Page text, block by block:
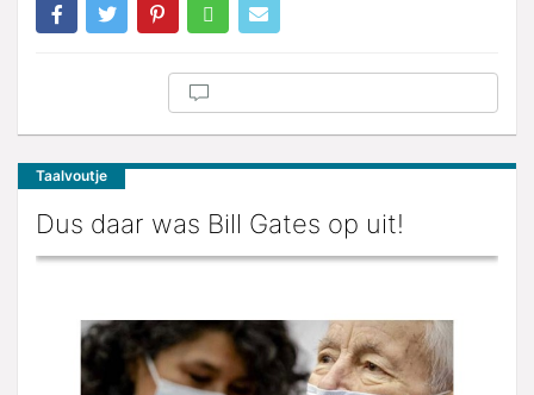
Taalvoutje
Dus daar was Bill Gates op uit!